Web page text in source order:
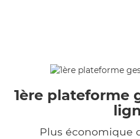
1ère plateforme
Plus économique